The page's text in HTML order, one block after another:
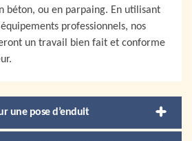
béton, ou en parpaing. En utilisant
professionnels, nos
un travail bien fait et conforme
une pose d’enduit